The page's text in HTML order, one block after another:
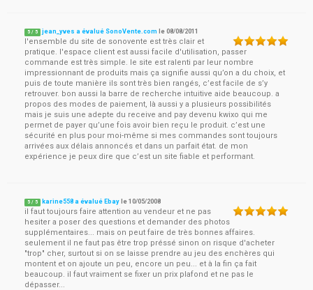
5 / 5 jean_yves a évalué SonoVente.com le08/08/2011
l'ensemble du site de sonovente est très clair et
pratique. l'espace client est aussi facile d'utilisation, passer
commande est très simple. le site est ralenti par leur nombre
impressionnant de produits mais ça signifie aussi qu’on a du choix, et
puis de toute manière ils sont très bien rangés, c’est facile de s’y
retrouver. bon aussi la barre de recherche intuitive aide beaucoup. a
propos des modes de paiement, là aussi y a plusieurs possibilités
mais je suis une adepte du receive and pay devenu kwixo qui me
permet de payer qu’une fois avoir bien reçu le produit. c’est une
sécurité en plus pour moi-même si mes commandes sont toujours
arrivées aux délais annoncés et dans un parfait état. de mon
expérience je peux dire que c’est un site fiable et performant.
5 / 5 karine558 a évalué Ebay le10/05/2008
il faut toujours faire attention au vendeur et ne pas
hesiter a poser des questions et demander des photos
supplémentaires... mais on peut faire de très bonnes affaires.
seulement il ne faut pas être trop préssé sinon on risque d'acheter
"trop" cher, surtout si on se laisse prendre au jeu des enchères qui
montent et on ajoute un peu, encore un peu... et à la fin ça fait
beaucoup. il faut vraiment se fixer un prix plafond et ne pas le
dépasser...